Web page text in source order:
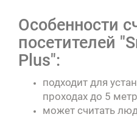
Особенности
посетителей
Plus":
подходит для
проходах до 5
может считать